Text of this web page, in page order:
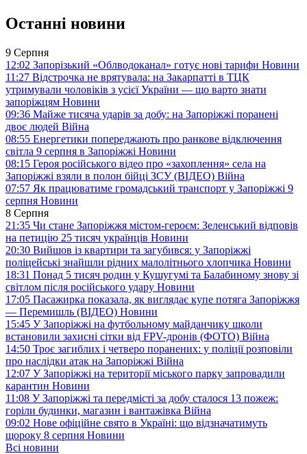
Останні новини
9 Серпня
12:02 Запорізький «Облводоканал» готує нові тарифи Новини
11:27 Відстрочка не врятувала: на Закарпатті в ТЦК
утримували чоловіків з усієї України — що варто знати
запоріжцям Новини
09:36 Майже тисяча ударів за добу: на Запоріжжі поранені
двоє людей Війна
08:55 Енергетики попереджають про ранкове відключення
світла 9 серпня в Запоріжжі Новини
08:15 Героя російського відео про «захоплення» села на
Запоріжжі взяли в полон бійці ЗСУ (ВІДЕО) Війна
07:57 Як працюватиме громадський транспорт у Запоріжжі 9
серпня Новини
8 Серпня
21:35 Чи стане Запоріжжя містом-героєм: Зеленський відповів
на петицію 25 тисяч українців Новини
20:30 Вийшов із квартири та загубився: у Запоріжжі
поліцейські знайшли рідних малолітнього хлопчика Новини
18:31 Понад 5 тисяч родин у Кушугумі та Балабиному знову зі
світлом після російського удару Новини
17:05 Пасажирка показала, як виглядає купе потяга Запоріжжя
— Перемишль (ВІДЕО) Новини
15:45 У Запоріжжі на футбольному майданчику школи
встановили захисні сітки від FPV-дронів (ФОТО) Війна
14:50 Троє загиблих і четверо поранених: у поліції розповіли
про наслідки атак на Запоріжжі Війна
12:07 У Запоріжжі на території міського парку запровадили
карантин Новини
11:08 У Запоріжжі та передмісті за добу сталося 13 пожеж:
горіли будинки, магазин і вантажівка Війна
09:02 Нове офіційне свято в Україні: що відзначатимуть
щороку 8 серпня Новини
Всі новини